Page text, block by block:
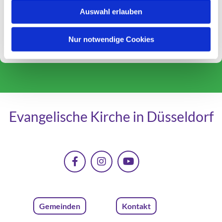
Auswahl erlauben
Nur notwendige Cookies
40627 Düsseldorf
T0211 – 27 90 21
E-Mail schreiben
Evangelische Kirche in Düsseldorf
Gemeinden Kontakt